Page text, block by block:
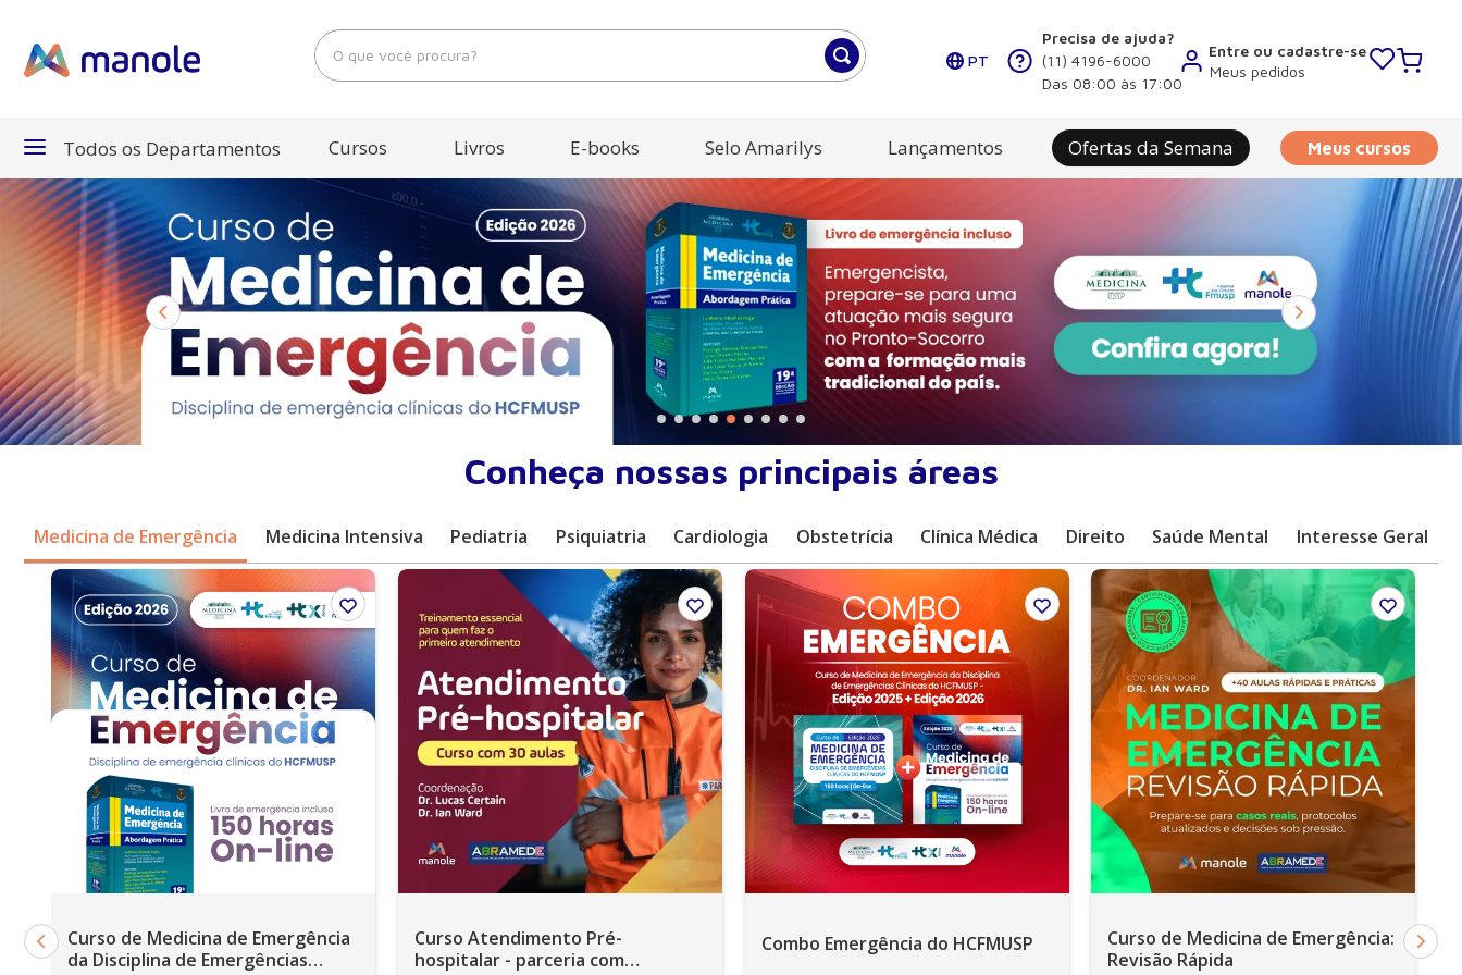
O que você procura?
PT
Precisa de ajuda?
(11) 4196-6000
Das 08:00 às 17:00
Entre ou cadastre-se
Meus pedidos
Todos os Departamentos
Departamentos
Cursos
E-Books
Cursos Livros E-books Selo Amarilys Lançamentos Ofertas da Semana Meus cursos
Conheça nossas principais áreas
Medicina de Emergência Medicina Intensiva Pediatria Psiquiatria Cardiologia Obstetrícia Clínica Médica Direito Saúde Mental Interesse Geral
Curso de Medicina de Emergência
da Disciplina de Emergências
Curso Atendimento Pré-
hospitalar - parceria com
Combo Emergência do HCFMUSP
Curso de Medicina de Emergência:
Revisão Rápida